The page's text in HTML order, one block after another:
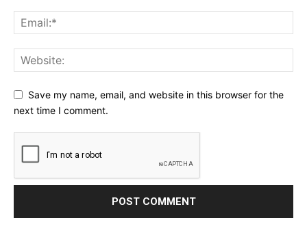
Save my name, email, and website in this browser for the
next time I comment.